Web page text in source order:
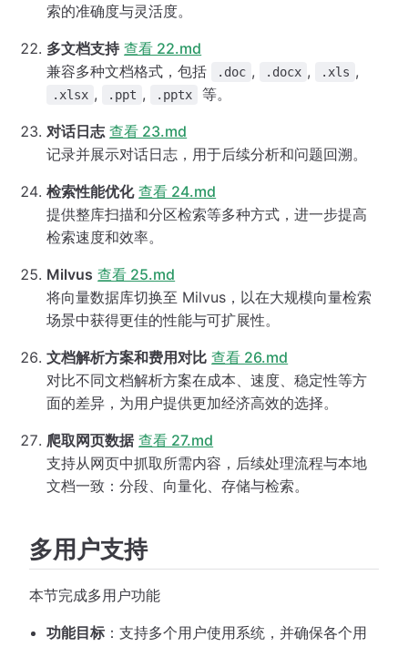
索的准确度与灵活度。
多文档支持 查看 22.md
兼容多种文档格式，包括
.doc , .docx , .xls ,
.xlsx , .ppt , .pptx 等。
对话日志 查看 23.md
记录并展示对话日志，用于后续分析和问题回溯。
检索性能优化 查看 24.md
提供整库扫描和分区检索等多种方式，进一步提高
检索速度和效率。
Milvus 查看 25.md
将向量数据库切换至 Milvus，以在大规模向量检索
场景中获得更佳的性能与可扩展性。
文档解析方案和费用对比 查看 26.md
对比不同文档解析方案在成本、速度、稳定性等方
面的差异，为用户提供更加经济高效的选择。
爬取网页数据 查看 27.md
支持从网页中抓取所需内容，后续处理流程与本地
文档一致：分段、向量化、存储与检索。
多用户支持
本节完成多用户功能
功能目标 ：支持多个用户使用系统，并确保各个用